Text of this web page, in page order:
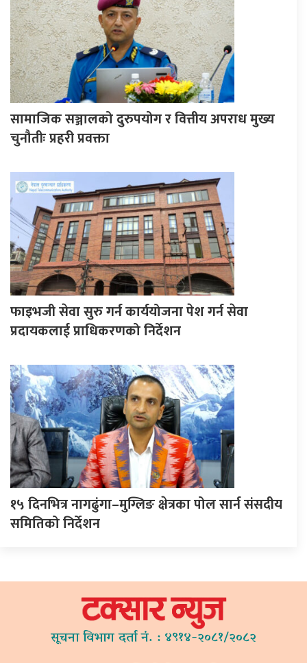
सामाजिक सञ्जालको दुरुपयोग र वित्तीय अपराध मुख्य
चुनौतीः प्रहरी प्रवक्ता
फाइभजी सेवा सुरु गर्न कार्ययोजना पेश गर्न सेवा
प्रदायकलाई प्राधिकरणको निर्देशन
१५ दिनभित्र नागढुंगा–मुग्लिङ क्षेत्रका पोल सार्न संसदीय
समितिको निर्देशन
सूचना विभाग दर्ता नं. : ४९१४-२०८१/२०८२